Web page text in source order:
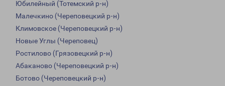
Юбилейный (Тотемский р-н)
Малечкино (Череповецкий р-н)
Климовское (Череповецкий р-н)
Новые Углы (Череповец)
Ростилово (Грязовецкий р-н)
Абаканово (Череповецкий р-н)
Ботово (Череповецкий р-н)